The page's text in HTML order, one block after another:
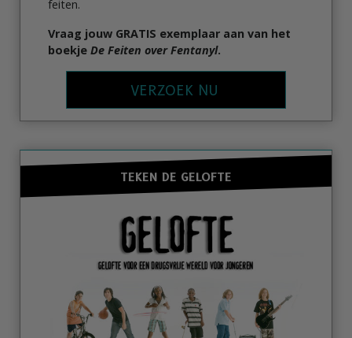
feiten.
Vraag jouw GRATIS exemplaar aan van het
boekje De Feiten over Fentanyl.
VERZOEK NU
TEKEN DE GELOFTE